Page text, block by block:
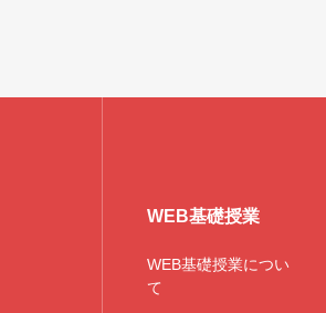
WEB基礎授業
WEB基礎授業につい
て